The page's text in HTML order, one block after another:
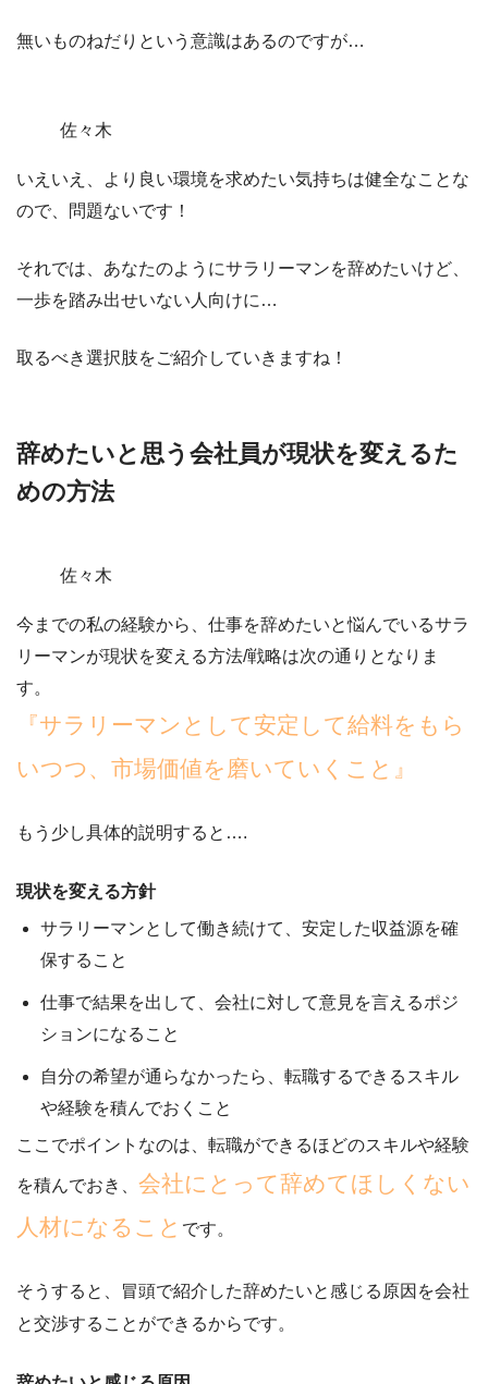
無いものねだりという意識はあるのですが…
佐々木
いえいえ、より良い環境を求めたい気持ちは健全なことな
ので、問題ないです！
それでは、あなたのようにサラリーマンを辞めたいけど、
一歩を踏み出せいない人向けに…
取るべき選択肢をご紹介していきますね！
辞めたいと思う会社員が現状を変えるた
めの方法
佐々木
今までの私の経験から、仕事を辞めたいと悩んでいるサラ
リーマンが現状を変える方法/戦略は次の通りとなりま
す。
『サラリーマンとして安定して給料をもら
いつつ、市場価値を磨いていくこと』
もう少し具体的説明すると….
現状を変える方針
サラリーマンとして働き続けて、安定した収益源を確
保すること
仕事で結果を出して、会社に対して意見を言えるポジ
ションになること
自分の希望が通らなかったら、転職するできるスキル
や経験を積んでおくこと
ここでポイントなのは、転職ができるほどのスキルや経験
を積んでおき、 会社にとって辞めてほしくない
人材になること です。
そうすると、冒頭で紹介した辞めたいと感じる原因を会社
と交渉することができるからです。